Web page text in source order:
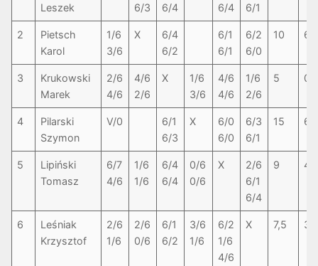
Leszek
6/3
6/4
6/4
6/1
2
Pietsch
Karol
1/6
3/6
X
6/4
6/2
6/1
6/1
6/2
6/0
10 6-
3
Krukowski
Marek
2/6
4/6
4/6
2/6
X
1/6
3/6
4/6
4/6
1/6
2/6
5 0-
4
Pilarski
Szymon
V/0
6/1
6/3
X
6/0
6/0
6/3
6/1
15 6-
5
Lipiński
Tomasz
6/7
4/6
1/6
1/6
6/4
6/4
0/6
0/6
X
2/6
6/1
6/4
9 4-
6
Leśniak
Krzysztof
2/6
1/6
2/6
0/6
6/1
6/2
3/6
1/6
6/2
1/6
4/6
X 7,5 3-